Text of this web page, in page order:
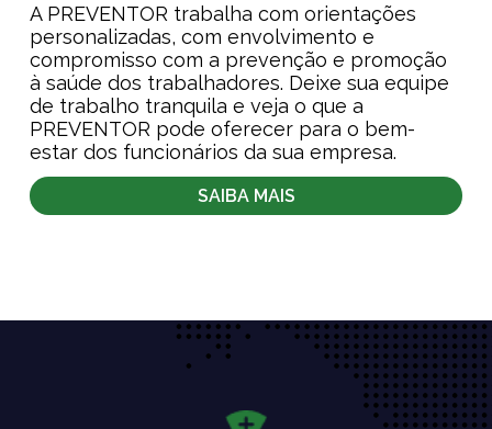
A PREVENTOR trabalha com orientações
personalizadas, com envolvimento e
compromisso com a prevenção e promoção
à saúde dos trabalhadores. Deixe sua equipe
de trabalho tranquila e veja o que a
PREVENTOR pode oferecer para o bem-
estar dos funcionários da sua empresa.
SAIBA MAIS